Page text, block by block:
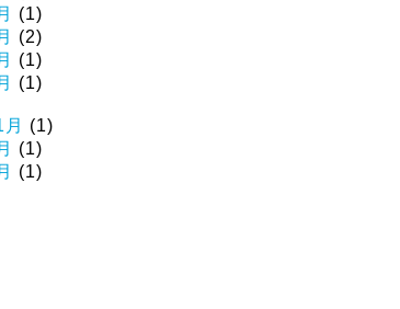
(1)
(2)
(1)
(1)
(1)
(1)
(1)